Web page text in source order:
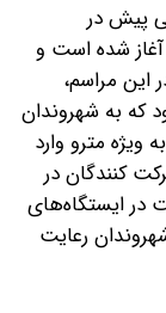
پیش در
آغاز شده است و
این مراسم،
که به شهروندان
مترو وارد
کنندگان در
در ایستگاه‌های
رعایت